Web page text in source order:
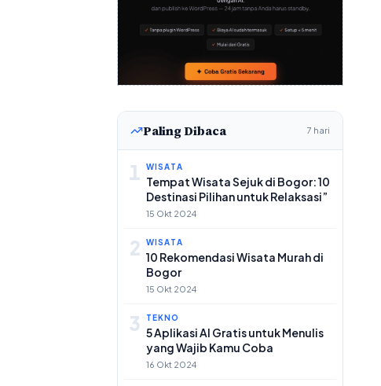
Paling Dibaca 7 hari
1 WISATA
Tempat Wisata Sejuk di Bogor: 10
Destinasi Pilihan untuk Relaksasi”
15 Okt 2024
2 WISATA
10 Rekomendasi Wisata Murah di
Bogor
15 Okt 2024
3 TEKNO
5 Aplikasi AI Gratis untuk Menulis
yang Wajib Kamu Coba
16 Okt 2024